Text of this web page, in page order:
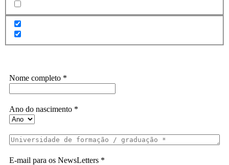
Nome completo *
Ano do nascimento *
E-mail para os NewsLetters *